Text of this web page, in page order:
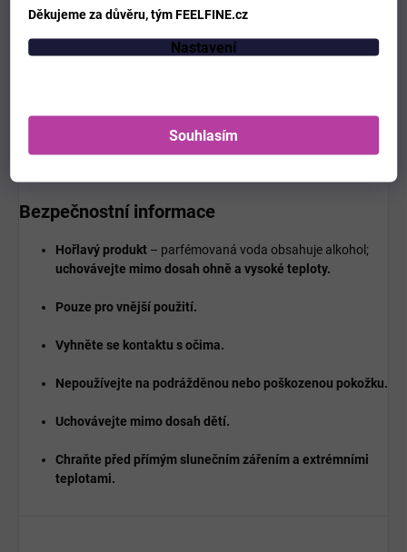
Děkujeme za důvěru, tým FEELFINE.cz
Nastavení
Souhlasím
kořeněnou a citrusovou svěžest s
bohatým srdcem a teplým základem, což vytváří vůni, která
Bezpečnostní informace
Hořlavý produkt – parfémovaná voda obsahuje alkohol;
uchovávejte mimo dosah ohně a vysoké teploty.
Pouze pro vnější použití.
Vyhněte se kontaktu s očima.
Nepoužívejte na podrážděnou nebo poškozenou pokožku.
Uchovávejte mimo dosah dětí.
Chraňte před přímým slunečním zářením a extrémními
teplotami.